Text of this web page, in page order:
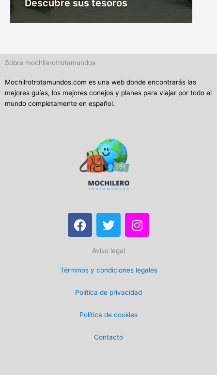
Descubre sus tesoros
Sobre mochilerotrotamundos
Mochilrotrotamundos.com es una web donde encontrarás las
mejores guías, los mejores conejos y planes para viajar por todo el
mundo completamente en español.
F
a
b
o
T
w
t
t
r
I
n
a
g
r
m
Aviso legal
Términos y condiciones legales
Política de privacidad
Política de cookies
Contacto